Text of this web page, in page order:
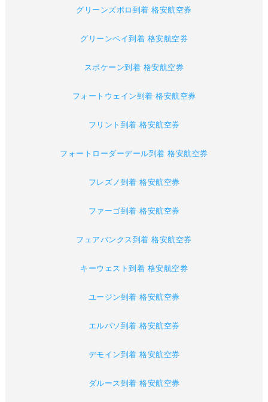
グリーンズボロ到着 格安航空券
グリーンベイ到着 格安航空券
スポケーン到着 格安航空券
フォートウェイン到着 格安航空券
フリント到着 格安航空券
フォートローダーデール到着 格安航空券
フレズノ到着 格安航空券
ファーゴ到着 格安航空券
フェアバンクス到着 格安航空券
キーウェスト到着 格安航空券
ユージン到着 格安航空券
エルパソ到着 格安航空券
デモイン到着 格安航空券
ダルース到着 格安航空券